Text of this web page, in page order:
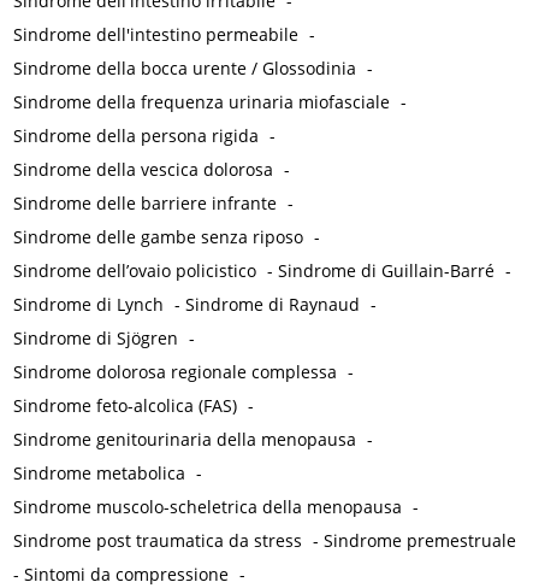
Sindrome dell'intestino permeabile -
Sindrome della bocca urente / Glossodinia -
Sindrome della frequenza urinaria miofasciale -
Sindrome della persona rigida -
Sindrome della vescica dolorosa -
Sindrome delle barriere infrante -
Sindrome delle gambe senza riposo -
Sindrome dell’ovaio policistico -Sindrome di Guillain-Barré -
Sindrome di Lynch -Sindrome di Raynaud -
Sindrome di Sjögren -
Sindrome dolorosa regionale complessa -
Sindrome feto-alcolica (FAS) -
Sindrome genitourinaria della menopausa -
Sindrome metabolica -
Sindrome muscolo-scheletrica della menopausa -
Sindrome post traumatica da stress -Sindrome premestruale
-Sintomi da compressione -